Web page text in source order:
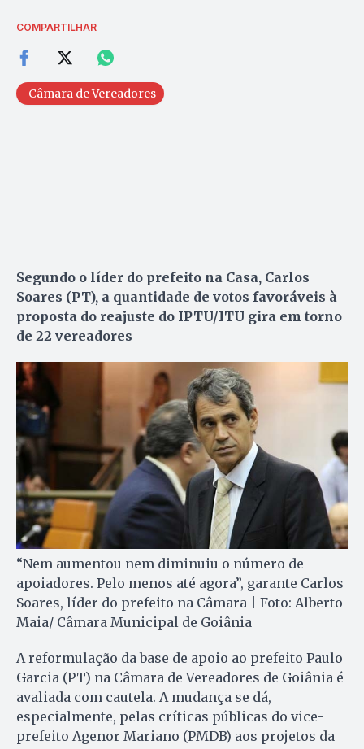
COMPARTILHAR
Câmara de Vereadores
Segundo o líder do prefeito na Casa, Carlos
Soares (PT), a quantidade de votos favoráveis à
proposta do reajuste do IPTU/ITU gira em torno
de 22 vereadores
“Nem aumentou nem diminuiu o número de
apoiadores. Pelo menos até agora”, garante Carlos
Soares, líder do prefeito na Câmara | Foto: Alberto
Maia/ Câmara Municipal de Goiânia
A reformulação da base de apoio ao prefeito Paulo
Garcia (PT) na Câmara de Vereadores de Goiânia é
avaliada com cautela. A mudança se dá,
especialmente, pelas críticas públicas do vice-
prefeito Agenor Mariano (PMDB) aos projetos da